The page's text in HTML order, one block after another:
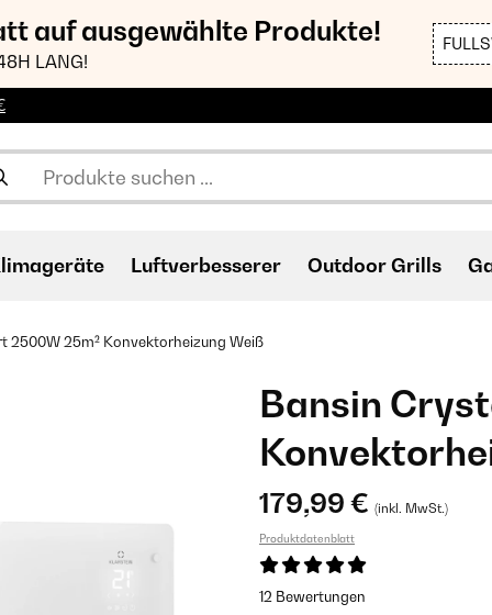
auf ausgewählte Produkte!
LANG!
Luftverbesserer Outdoor Grills
2500W 25m² Konvektorheizung Weiß
Bansin
179,99 € (inkl. MwSt.)
Produktdatenblatt
12 Bewertungen